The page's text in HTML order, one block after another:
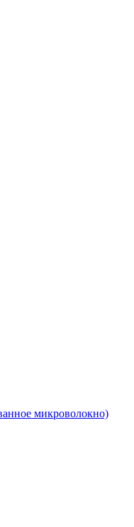
микроволокно)